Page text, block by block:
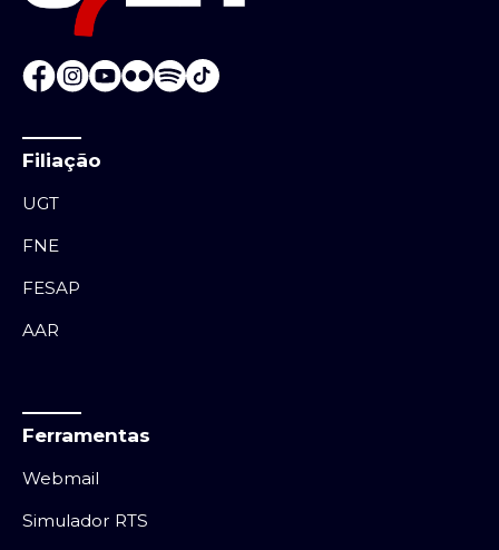
Filiação
UGT
FNE
FESAP
AAR
Ferramentas
Webmail
Simulador RTS